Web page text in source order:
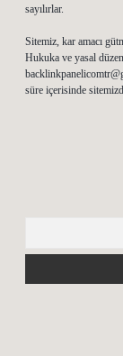
sayılırlar.
Sitemiz, kar amacı
Hukuka ve yasal
süre içerisinde